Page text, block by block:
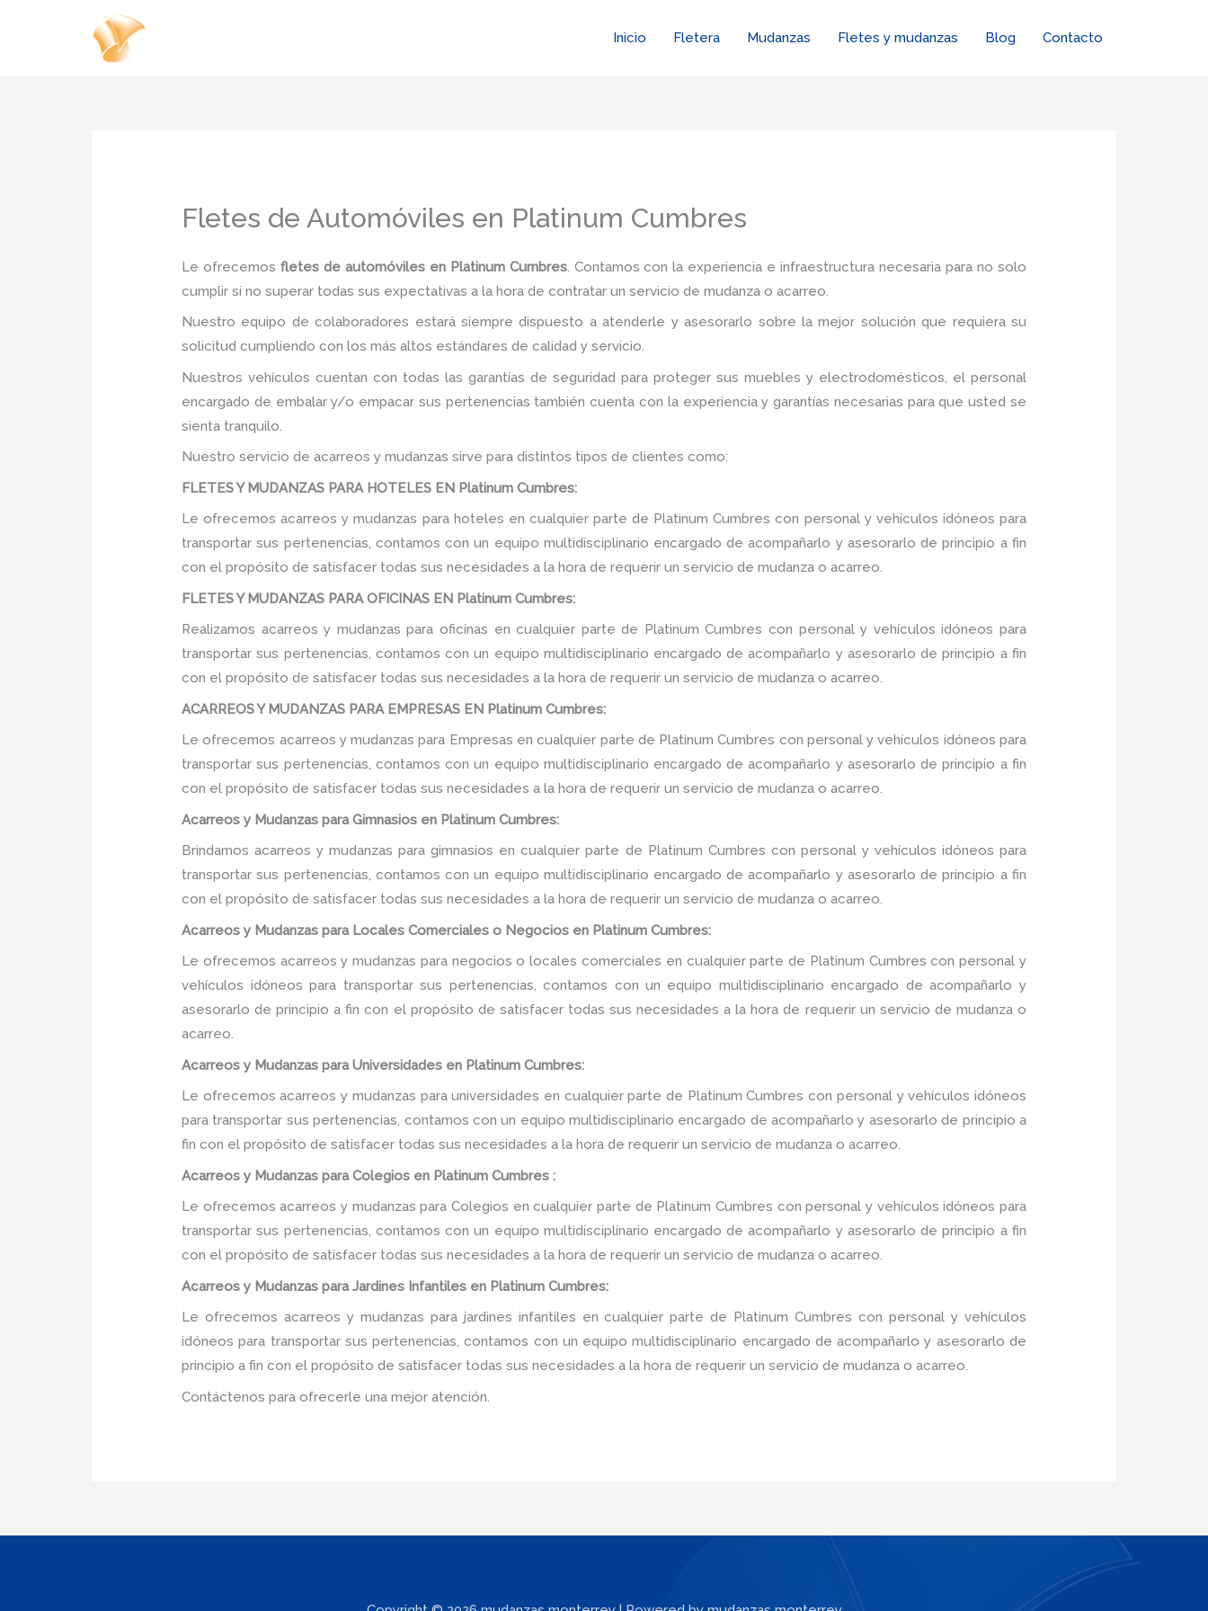
Inicio Fletera Mudanzas Fletes y mudanzas Blog Contacto
Fletes de Automóviles en Platinum Cumbres
Le ofrecemos fletes de automóviles en Platinum Cumbres. Contamos con la experiencia e infraestructura necesaria para no solo
cumplir si no superar todas sus expectativas a la hora de contratar un servicio de mudanza o acarreo.
Nuestro equipo de colaboradores estará siempre dispuesto a atenderle y asesorarlo sobre la mejor solución que requiera su
solicitud cumpliendo con los más altos estándares de calidad y servicio.
Nuestros vehículos cuentan con todas las garantías de seguridad para proteger sus muebles y electrodomésticos, el personal
encargado de embalar y/o empacar sus pertenencias también cuenta con la experiencia y garantías necesarias para que usted se
sienta tranquilo.
Nuestro servicio de acarreos y mudanzas sirve para distintos tipos de clientes como:
FLETES Y MUDANZAS PARA HOTELES EN Platinum Cumbres:
Le ofrecemos acarreos y mudanzas para hoteles en cualquier parte de Platinum Cumbres con personal y vehículos idóneos para
transportar sus pertenencias, contamos con un equipo multidisciplinario encargado de acompañarlo y asesorarlo de principio a fin
con el propósito de satisfacer todas sus necesidades a la hora de requerir un servicio de mudanza o acarreo.
FLETES Y MUDANZAS PARA OFICINAS EN Platinum Cumbres:
Realizamos acarreos y mudanzas para oficinas en cualquier parte de Platinum Cumbres con personal y vehículos idóneos para
transportar sus pertenencias, contamos con un equipo multidisciplinario encargado de acompañarlo y asesorarlo de principio a fin
con el propósito de satisfacer todas sus necesidades a la hora de requerir un servicio de mudanza o acarreo.
ACARREOS Y MUDANZAS PARA EMPRESAS EN Platinum Cumbres:
Le ofrecemos acarreos y mudanzas para Empresas en cualquier parte de Platinum Cumbres con personal y vehículos idóneos para
transportar sus pertenencias, contamos con un equipo multidisciplinario encargado de acompañarlo y asesorarlo de principio a fin
con el propósito de satisfacer todas sus necesidades a la hora de requerir un servicio de mudanza o acarreo.
Acarreos y Mudanzas para Gimnasios en Platinum Cumbres:
Brindamos acarreos y mudanzas para gimnasios en cualquier parte de Platinum Cumbres con personal y vehículos idóneos para
transportar sus pertenencias, contamos con un equipo multidisciplinario encargado de acompañarlo y asesorarlo de principio a fin
con el propósito de satisfacer todas sus necesidades a la hora de requerir un servicio de mudanza o acarreo.
Acarreos y Mudanzas para Locales Comerciales o Negocios en Platinum Cumbres:
Le ofrecemos acarreos y mudanzas para negocios o locales comerciales en cualquier parte de Platinum Cumbres con personal y
vehículos idóneos para transportar sus pertenencias, contamos con un equipo multidisciplinario encargado de acompañarlo y
asesorarlo de principio a fin con el propósito de satisfacer todas sus necesidades a la hora de requerir un servicio de mudanza o
acarreo.
Acarreos y Mudanzas para Universidades en Platinum Cumbres:
Le ofrecemos acarreos y mudanzas para universidades en cualquier parte de Platinum Cumbres con personal y vehículos idóneos
para transportar sus pertenencias, contamos con un equipo multidisciplinario encargado de acompañarlo y asesorarlo de principio a
fin con el propósito de satisfacer todas sus necesidades a la hora de requerir un servicio de mudanza o acarreo.
Acarreos y Mudanzas para Colegios en Platinum Cumbres :
Le ofrecemos acarreos y mudanzas para Colegios en cualquier parte de Platinum Cumbres con personal y vehículos idóneos para
transportar sus pertenencias, contamos con un equipo multidisciplinario encargado de acompañarlo y asesorarlo de principio a fin
con el propósito de satisfacer todas sus necesidades a la hora de requerir un servicio de mudanza o acarreo.
Acarreos y Mudanzas para Jardines Infantiles en Platinum Cumbres:
Le ofrecemos acarreos y mudanzas para jardines infantiles en cualquier parte de Platinum Cumbres con personal y vehículos
idóneos para transportar sus pertenencias, contamos con un equipo multidisciplinario encargado de acompañarlo y asesorarlo de
principio a fin con el propósito de satisfacer todas sus necesidades a la hora de requerir un servicio de mudanza o acarreo.
Contáctenos para ofrecerle una mejor atención.